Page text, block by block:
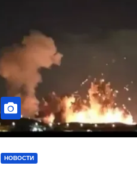
НОВОСТИ